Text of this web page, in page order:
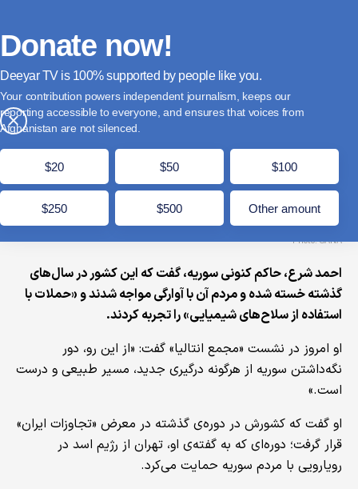
×
Donate now!
Deeyar TV is supported by people like you.
Your contribution powers independent journalism, keeps our
reporting accessible to everyone, and ensures that voices from
Afghanistan are not silenced.
$20 $50 $100
$250 $500 Other amount
احمد شرع: سوریه خسته است، باید از درگیری‌ها دور
نگه داشته شود
Photo: SANA
احمد شرع، حاکم کنونی سوریه، گفت که این کشور در سال‌های
گذشته خسته شده و مردم آن با آوارگی مواجه شدند و «حملات با
استفاده از سلاح‌های شیمیایی» را تجربه کردند.
او امروز در نشست «مجمع انتالیا» گفت: «از این رو، دور
نگه‌داشتن سوریه از هرگونه درگیری جدید، مسیر طبیعی و درست
است.»
او گفت که کشورش در دوره‌ی گذشته در معرض «تجاوزات ایران»
قرار گرفت؛ دوره‌ای که به گفته‌ی او، تهران از رژیم اسد در
رویارویی با مردم سوریه حمایت می‌کرد.